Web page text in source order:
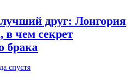
друг: Лонгория
в чем секрет
брака
спустя